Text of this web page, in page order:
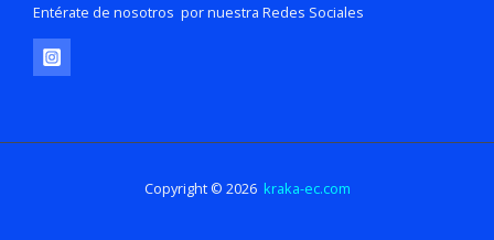
Entérate de nosotros por nuestra Redes Sociales
Copyright © 2026 kraka-ec.com